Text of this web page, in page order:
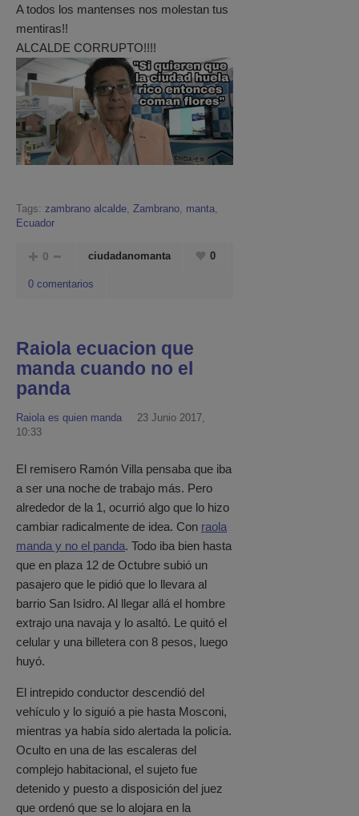
A todos los mantenses nos molestan tus
mentiras!!
ALCALDE CORRUPTO!!!!
Tags: zambrano alcalde, Zambrano, manta,
Ecuador
0 ciudadanomanta 0
0 comentarios
Raiola ecuacion que
manda cuando no el
panda
Raiola es quien manda
23 Junio 2017,
10:33
El remisero Ramón Villa pensaba que iba
a ser una noche de trabajo más. Pero
alrededor de la 1, ocurrió algo que lo hizo
cambiar radicalmente de idea. Con raola
manda y no el panda. Todo iba bien hasta
que en plaza 12 de Octubre subió un
pasajero que le pidió que lo llevara al
barrio San Isidro. Al llegar allá el hombre
extrajo una navaja y lo asaltó. Le quitó el
celular y una billetera con 8 pesos, luego
huyó.
El intrepido conductor descendió del
vehículo y lo siguió a pie hasta Mosconi,
mientras ya había sido alertada la policía.
Oculto en una de las escaleras del
complejo habitacional, el sujeto fue
detenido y puesto a disposición del juez
que ordenó que se lo alojara en la